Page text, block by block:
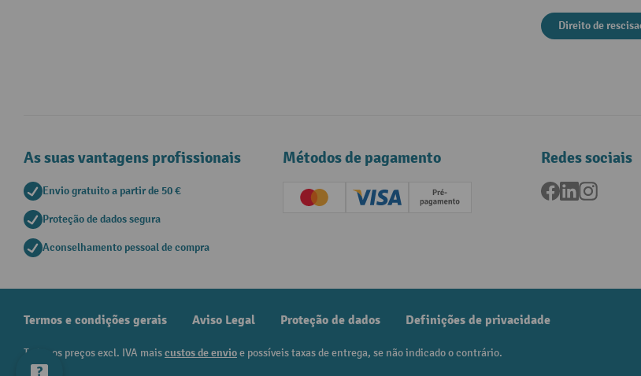
Direito de
As suas vantagens profissionais
Envio gratuito a partir de 50 €
Proteção de dados segura
Aconselhamento pessoal de compra
Métodos de pagamento
Creditcard (Master)Creditcard (Visa)Pré-pagamento
Redes sociais
Facebook
LinkedIn
Termos e condições gerais Aviso Legal Proteção de dados Definições de privacidade
Todos os preços excl. IVA maiscustos de envioe possíveis taxas de entrega, se não indicado o contrário.